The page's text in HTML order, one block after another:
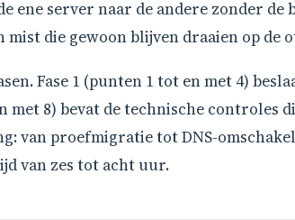
ene server naar de andere zonder
die gewoon blijven draaien op de
Fase 1 (punten 1 tot en met 4)
met 8) bevat de technische
van proefmigratie tot DNS-
van zes tot acht uur.